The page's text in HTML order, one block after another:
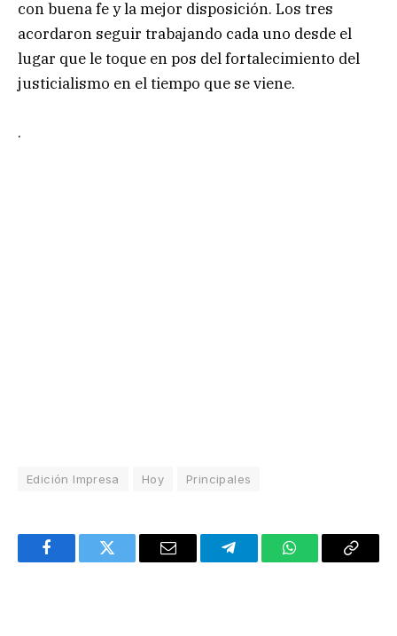
con buena fe y la mejor disposición. Los tres
acordaron seguir trabajando cada uno desde el
lugar que le toque en pos del fortalecimiento del
justicialismo en el tiempo que se viene.
.
Edición Impresa Hoy Principales
FacebookTwitter Email TelegramWhatsAppCopy